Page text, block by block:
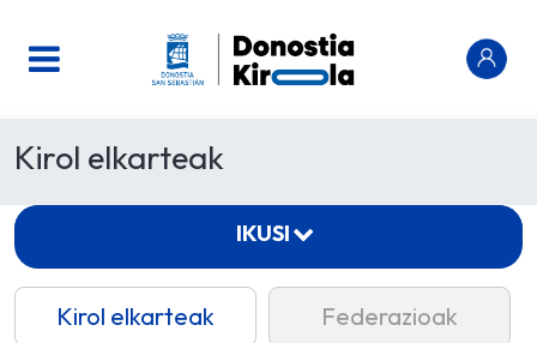
Kirol elkarteak
Kirol elkarteak
Federazioak
IKUSI